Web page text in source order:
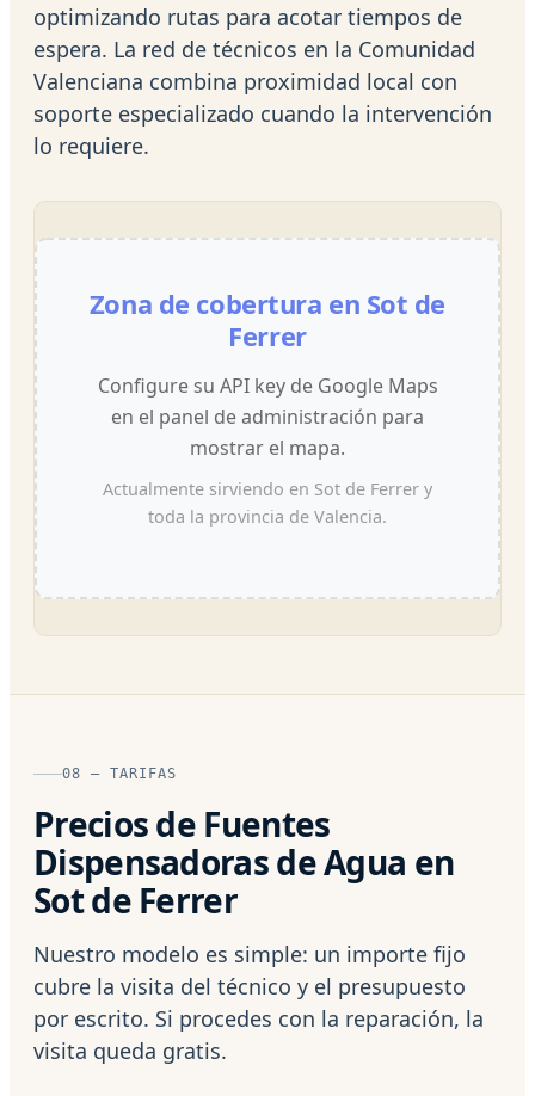
optimizando rutas para acotar tiempos de
espera. La red de técnicos en la Comunidad
Valenciana combina proximidad local con
soporte especializado cuando la intervención
lo requiere.
Zona de cobertura en Sot de
Ferrer
Configure su API key de Google Maps
en el panel de administración para
mostrar el mapa.
Actualmente sirviendo en Sot de Ferrer y
toda la provincia de Valencia.
08 — TARIFAS
Precios de Fuentes
Dispensadoras de Agua en
Sot de Ferrer
Nuestro modelo es simple: un importe fijo
cubre la visita del técnico y el presupuesto
por escrito. Si procedes con la reparación, la
visita queda gratis.